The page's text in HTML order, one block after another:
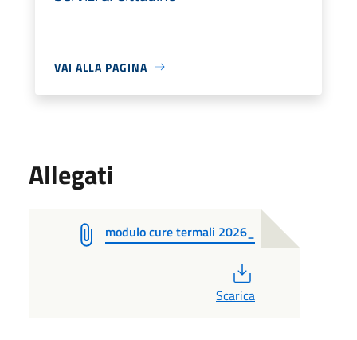
VAI ALLA PAGINA
Allegati
modulo cure termali 2026_
Scarica